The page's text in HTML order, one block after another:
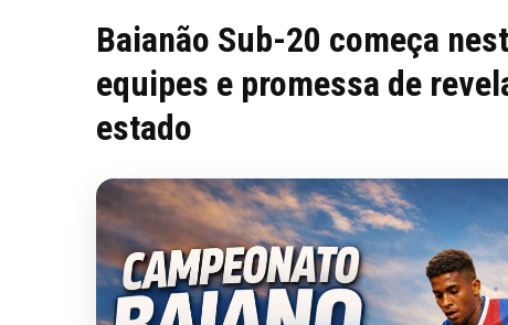
Baianão Sub-20 começa
equipes e promessa de
estado